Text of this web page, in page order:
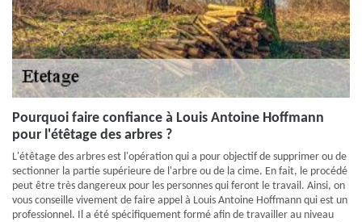
Pourquoi faire confiance à Louis Antoine Hoffmann
pour l'étêtage des arbres ?
L'étêtage des arbres est l'opération qui a pour objectif de supprimer ou de
sectionner la partie supérieure de l'arbre ou de la cime. En fait, le procédé
peut être très dangereux pour les personnes qui feront le travail. Ainsi, on
vous conseille vivement de faire appel à Louis Antoine Hoffmann qui est un
professionnel. Il a été spécifiquement formé afin de travailler au niveau